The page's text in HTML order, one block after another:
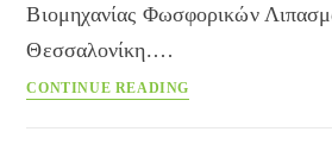
Βιομηχανίας Φωσφορικών
Θεσσαλονίκη.…
CONTINUE READING